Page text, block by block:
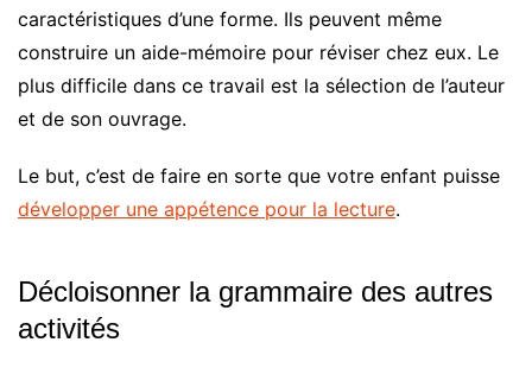
caractéristiques d’une forme. Ils peuvent même
construire un aide-mémoire pour réviser chez eux. Le
plus difficile dans ce travail est la sélection de l’auteur
et de son ouvrage.
Le but, c’est de faire en sorte que votre enfant puisse
développer une appétence pour la lecture.
Décloisonner la grammaire des autres
activités